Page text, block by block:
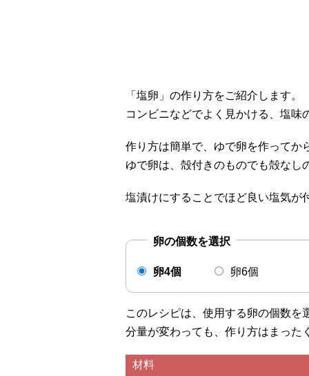
「塩卵」の作り方をご紹介します。
コンビニなどでよく見かける、塩味
作り方は簡単で、ゆで卵を作ってか
ゆで卵は、殻付きのものでも殻なし
塩漬けにすることでほど良い塩気が
卵の個数を選択
卵4個 卵6個
このレシピは、使用する卵の個数を
分量が変わっても、作り方はまった
材料